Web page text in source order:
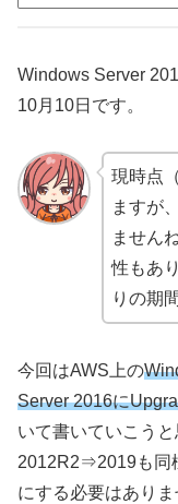
Windows Server
10月10日です。
現時点
ますが
ません
性もあ
りの期
今回はAWS上の
Server 2016に
いて書いていこう
2012R2⇒2019も同
にする必要はありま